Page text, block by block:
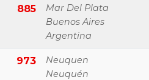
885
Mar Del Plata
Buenos Aires
Argentina
973
Neuquen
Neuquén